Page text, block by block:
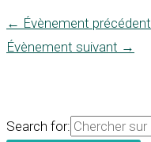
← Évènement précédent
Évènement suivant →
Search for: